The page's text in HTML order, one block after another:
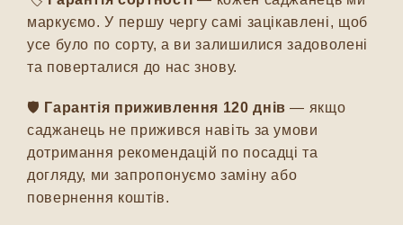
маркуємо. У першу чергу самі зацікавлені, щоб
усе було по сорту, а ви залишилися задоволені
та поверталися до нас знову.
🛡️ Гарантія приживлення 120 днів — якщо
саджанець не прижився навіть за умови
дотримання рекомендацій по посадці та
догляду, ми запропонуємо заміну або
повернення коштів.